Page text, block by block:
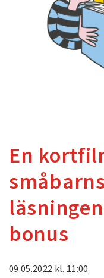
En
bonus
09.05.2022 kl. 11:00